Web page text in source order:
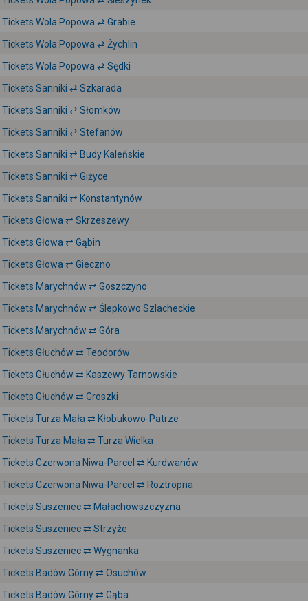
Tickets Wola Popowa ⇄ Grabie
Tickets Wola Popowa ⇄ Żychlin
Tickets Wola Popowa ⇄ Sędki
Tickets Sanniki ⇄ Szkarada
Tickets Sanniki ⇄ Słomków
Tickets Sanniki ⇄ Stefanów
Tickets Sanniki ⇄ Budy Kaleńskie
Tickets Sanniki ⇄ Giżyce
Tickets Sanniki ⇄ Konstantynów
Tickets Głowa ⇄ Skrzeszewy
Tickets Głowa ⇄ Gąbin
Tickets Głowa ⇄ Gieczno
Tickets Marychnów ⇄ Goszczyno
Tickets Marychnów ⇄ Ślepkowo Szlacheckie
Tickets Marychnów ⇄ Góra
Tickets Głuchów ⇄ Teodorów
Tickets Głuchów ⇄ Kaszewy Tarnowskie
Tickets Głuchów ⇄ Groszki
Tickets Turza Mała ⇄ Kłobukowo-Patrze
Tickets Turza Mała ⇄ Turza Wielka
Tickets Czerwona Niwa-Parcel ⇄ Kurdwanów
Tickets Czerwona Niwa-Parcel ⇄ Roztropna
Tickets Suszeniec ⇄ Małachowszczyzna
Tickets Suszeniec ⇄ Strzyże
Tickets Suszeniec ⇄ Wygnanka
Tickets Badów Górny ⇄ Osuchów
Tickets Badów Górny ⇄ Gąba